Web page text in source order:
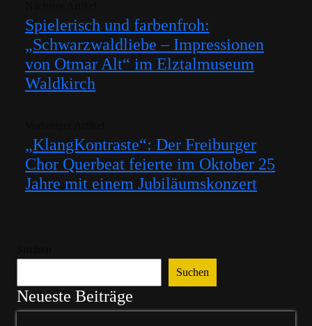
Spielerisch und farbenfroh:
„Schwarzwaldliebe – Impressionen
von Otmar Alt“ im Elztalmuseum
Waldkirch
„KlangKontraste“: Der Freiburger
Chor Querbeat feierte im Oktober 25
Jahre mit einem Jubiläumskonzert
Suchen
Neueste Beiträge